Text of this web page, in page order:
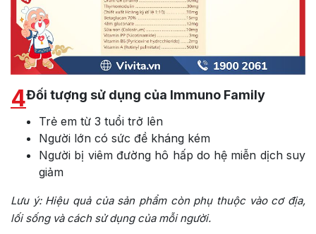
4Đối tượng sử dụng của Immuno Family
Trẻ em từ 3 tuổi trở lên
Người lớn có sức đề kháng kém
Người bị viêm đường hô hấp do hệ miễn dịch suy
giảm
Lưu ý: Hiệu quả của sản phẩm còn phụ thuộc vào cơ địa,
lối sống và cách sử dụng của mỗi người.